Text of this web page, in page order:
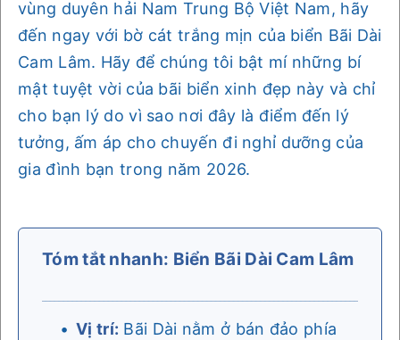
vùng duyên hải Nam Trung Bộ Việt Nam, hãy
đến ngay với bờ cát trắng mịn của biển Bãi Dài
Cam Lâm. Hãy để chúng tôi bật mí những bí
mật tuyệt vời của bãi biển xinh đẹp này và chỉ
cho bạn lý do vì sao nơi đây là điểm đến lý
tưởng, ấm áp cho chuyến đi nghỉ dưỡng của
gia đình bạn trong năm 2026.
Tóm tắt nhanh: Biển Bãi Dài Cam Lâm
Vị trí: Bãi Dài nằm ở bán đảo phía